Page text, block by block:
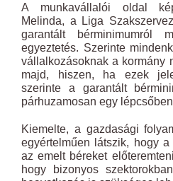
A munkavállalói oldal
Melinda, a Liga
garantált bérminimumról
egyeztetés. Szerinte
vállalkozásoknak a kormány
majd, hiszen, ha ezek
szerinte a garantált
párhuzamosan egy
Kiemelte, a gazdasági
egyértelműen látszik, hogy
az emelt béreket
hogy bizonyos